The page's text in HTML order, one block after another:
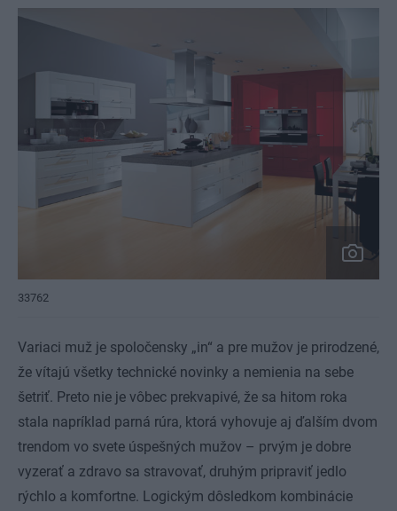
33762
Variaci muž je spoločensky „in“ a pre mužov je prirodzené,
že vítajú všetky technické novinky a nemienia na sebe
šetriť. Preto nie je vôbec prekvapivé, že sa hitom roka
stala napríklad parná rúra, ktorá vyhovuje aj ďalším dvom
trendom vo svete úspešných mužov – prvým je dobre
vyzerať a zdravo sa stravovať, druhým pripraviť jedlo
rýchlo a komfortne. Logickým dôsledkom kombinácie